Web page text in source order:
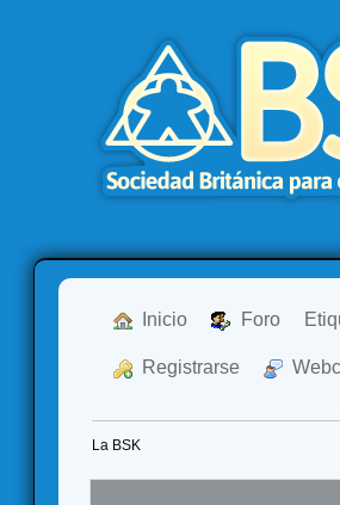
Inicio Foro
Registrarse
La BSK